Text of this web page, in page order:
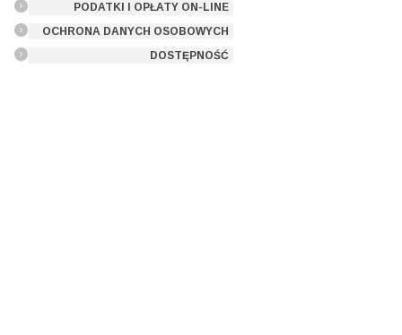
PODATKI I OPŁATY ON-LINE
OCHRONA DANYCH OSOBOWYCH
DOSTĘPNOŚĆ